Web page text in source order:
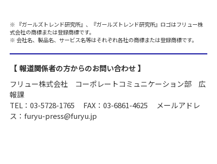
『ガールズトレンド研究所』、『ガールズトレンド研究所』ロゴはフリュー株
式会社の商標または登録商標です。
会社名、製品名、サービス名等はそれぞれ各社の商標または登録商標です。
報道関係者の方からのお問い合わせ
フリュー株式会社 コーポレートコミュニケーション部 広
報課
TEL：03-5728-1765
FAX：03-6861-4625
メールアドレ
ス：furyu-press@furyu.jp